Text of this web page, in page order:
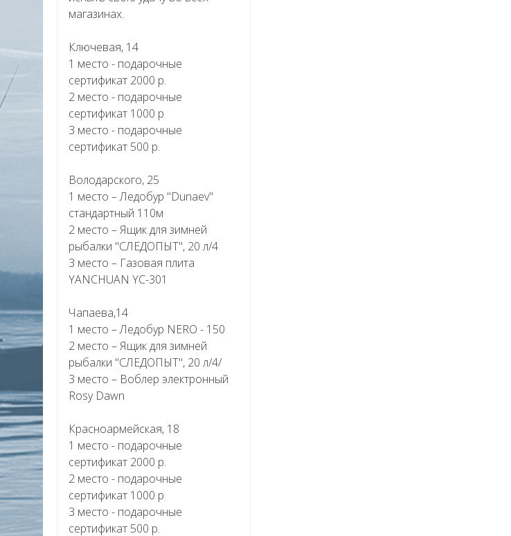
магазинах.
Ключевая, 14
1 место - подарочные
сертификат 2000 р.
2 место - подарочные
сертификат 1000 р
3 место - подарочные
сертификат 500 р.
Володарского, 25
1 место – Ледобур "Dunaev"
стандартный 110м
2 место – Ящик для зимней
рыбалки "СЛЕДОПЫТ", 20 л/4
3 место – Газовая плита
YANCHUAN YC-301
Чапаева,14
1 место – Ледобур NERO - 150
2 место – Ящик для зимней
рыбалки "СЛЕДОПЫТ", 20 л/4/
3 место – Воблер электронный
Rosy Dawn
Красноармейская, 18
1 место - подарочные
сертификат 2000 р.
2 место - подарочные
сертификат 1000 р
3 место - подарочные
сертификат 500 р.